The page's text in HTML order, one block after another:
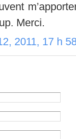
Merci.
2011, 17 h